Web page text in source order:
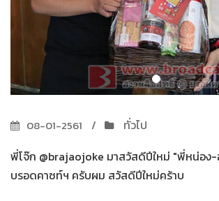
08-01-2561
ทั่วไป
พี่โจ๊ก @brajaojoke มาสวัสดีปีใหม่ "พี่หน่อง-
บรอดคาซท์ฯ ครับผม สวัสดีปีใหม่คร้าบ